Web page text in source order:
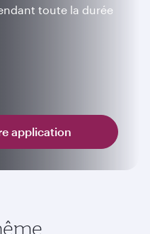
toute la durée
application